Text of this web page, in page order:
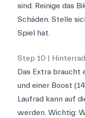
sind. Reinige das
Schäden. Stelle
Spiel hat.
Step 10 | Hinterrad
Das Extra
und einer Boost
Laufrad kann auf
werden. Wichtig: